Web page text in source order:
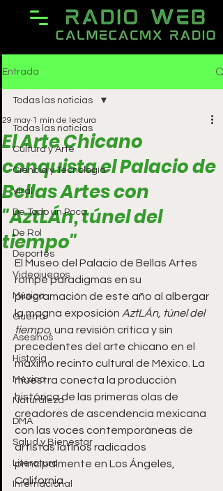
Entrada
Todas las noticias
Cultura y Arte
Ciencia y Tecnología
Viral
De Todo un Poco
De Rol
Deportes
Videojuegos
Música
Guerra
Asesinos
Historia
México
Naturaleza
DMA
Salud y Bienestar
Literatura
Internacional
Todas las noticias
El Arte Chicano
conquista el Palacio de
Bellas Artes con
"AztLÁn, túnel del
tiempo"
29 may 1 min de lectura
El Museo del Palacio de Bellas Artes
rompe paradigmas en su
programación de este año al albergar
la magna exposición AztLÁn, túnel del
tiempo, una revisión crítica y sin
precedentes del arte chicano en el
máximo recinto cultural de México. La
muestra conecta la producción
histórica de las primeras olas de
creadores de ascendencia mexicana
con las voces contemporáneas de
artistas latinos radicados
principalmente en Los Ángeles,
California.